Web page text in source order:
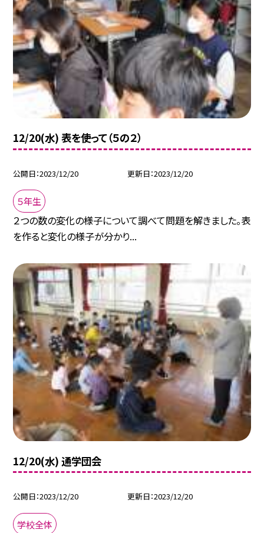
12/20(水) 表を使って（５の２）
公開日 2023/12/20 更新日 2023/12/20
５年生
２つの数の変化の様子について調べて問題を解きました。表
を作ると変化の様子が分かり...
12/20(水) 通学団会
公開日 2023/12/20 更新日 2023/12/20
学校全体